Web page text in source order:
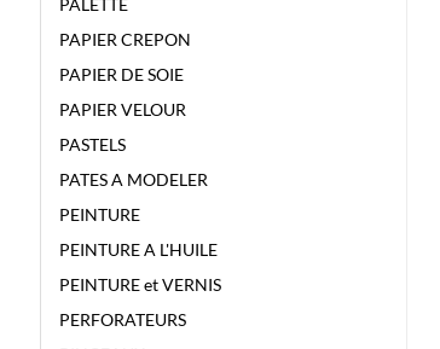
PALETTE
PAPIER CREPON
PAPIER DE SOIE
PAPIER VELOUR
PASTELS
PATES A MODELER
PEINTURE
PEINTURE A L'HUILE
PEINTURE et VERNIS
PERFORATEURS